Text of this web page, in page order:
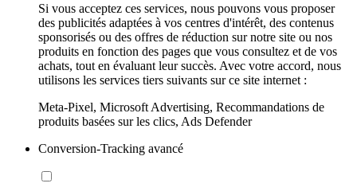
Si vous acceptez ces services, nous pouvons vous proposer
des publicités adaptées à vos centres d'intérêt, des contenus
sponsorisés ou des offres de réduction sur notre site ou nos
produits en fonction des pages que vous consultez et de vos
achats, tout en évaluant leur succès. Avec votre accord, nous
utilisons les services tiers suivants sur ce site internet :
Meta-Pixel, Microsoft Advertising, Recommandations de
produits basées sur les clics, Ads Defender
Conversion-Tracking avancé